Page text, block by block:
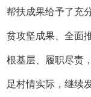
帮扶成果给予了充
贫攻坚成果、全面
根基层、履职尽责
足村情实际，继续